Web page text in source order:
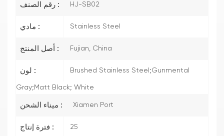
رقم الصنف : HJ-SB02
مادي : Stainless Steel
أصل المنتج : Fujian, China
لون : Brushed Stainless Steel;Gunmental
Gray;Matt Black; White
ميناء الشحن : Xiamen Port
فترة إنتاج : 25